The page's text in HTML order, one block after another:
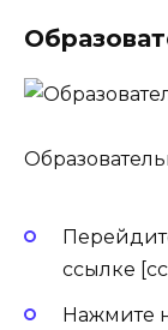
ссылке
Нажмите